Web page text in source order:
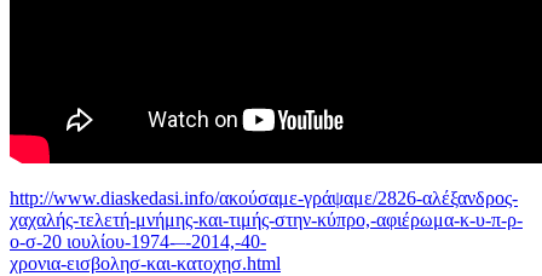
http://www.diaskedasi.info/ακούσαμε-γράψαμε/2826-αλέξανδρος-
χαχαλής-τελετή-μνήμης-και-τιμής-στην-κύπρο,-αφιέρωμα-κ-υ-π-ρ-
ο-σ-20 ιουλίου-1974-–-2014,-40-
χρονια-εισβολησ-και-κατοχησ.html